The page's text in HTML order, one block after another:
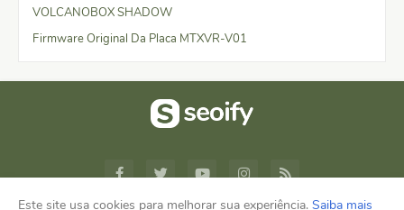
VOLCANOBOX SHADOW
Firmware Original Da Placa MTXVR-V01
Este site usa cookies para melhorar sua experiência. Saiba mais